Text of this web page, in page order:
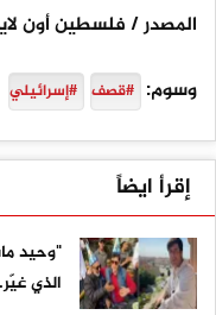
المصدر / فلسطين أون
وسوم: #قصف #إسرائيلي
إقرأ ايضاً
"وحيد
الذي